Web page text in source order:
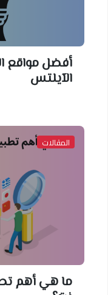
أفضل مواقع
الآيلتس
المقالات
ما هي أهم